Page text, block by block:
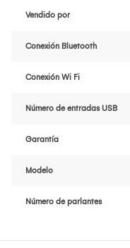
Vendido por
Conexión Bluetooth
Conexión Wi Fi
Número de entradas USB
Garantía
Modelo
Número de parlantes